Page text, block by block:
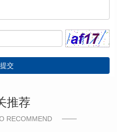
提交
推荐
RECOMMEND